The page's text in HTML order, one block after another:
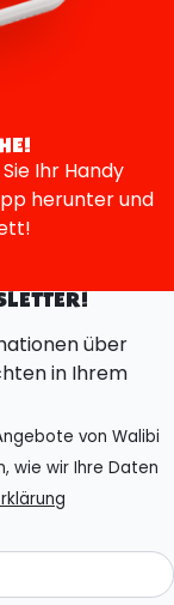
Ihr Handy
herunter und
über
in Ihrem
von Walibi
wie wir Ihre Daten